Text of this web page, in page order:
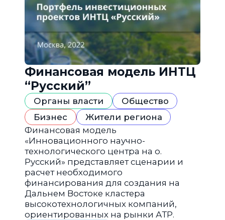
Финансовая модель ИНТЦ
“Русский”
Органы власти
Общество
Бизнес
Жители региона
Финансовая модель
«Инновационного научно-
технологического центра на о.
Русский» представляет сценарии и
расчет необходимого
финансирования для создания на
Дальнем Востоке кластера
высокотехнологичных компаний,
ориентированных на рынки АТР.